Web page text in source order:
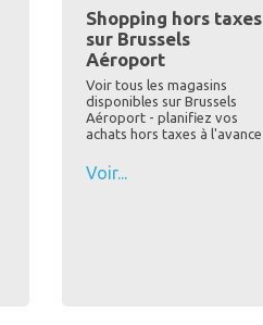
Shopping hors taxes
sur Brussels
Aéroport
Voir tous les magasins
disponibles sur Brussels
Aéroport - planifiez vos
achats hors taxes à l'avance
Voir...